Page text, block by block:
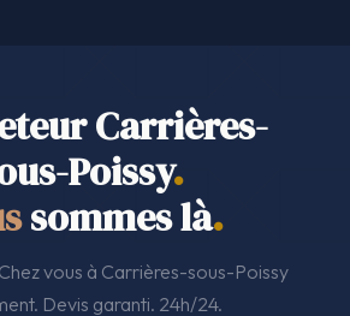
Carrières-
Poissy.
sommes là.
vous à Carrières-sous-Poissy
Devis garanti. 24h/24.